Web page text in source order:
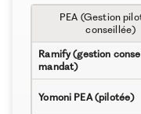
expertise
rigoureuse des
une logique de
PEA (Gestion
conseillée)
Ramify (gestion
mandat)
Yomoni PEA (pilotée)